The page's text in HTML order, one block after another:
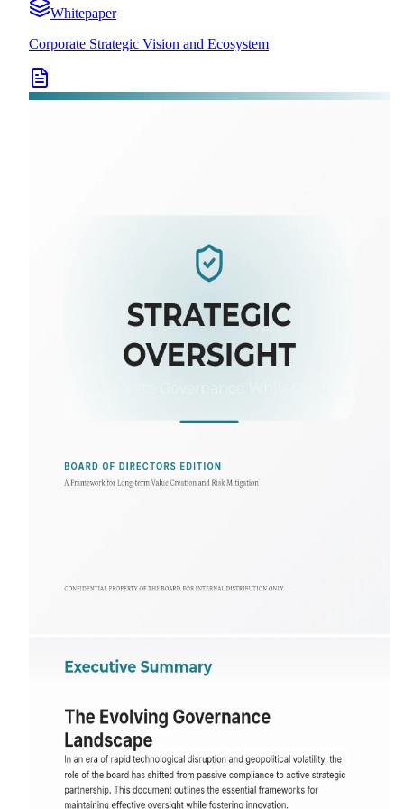
Whitepaper
Corporate Strategic Vision and Ecosystem